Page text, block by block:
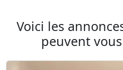
Voici les
peuvent